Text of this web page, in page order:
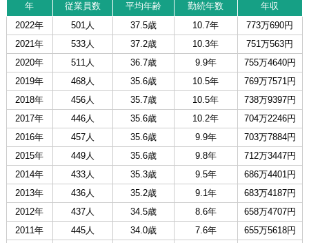
年 従業員数 平均年齢 勤続年数
年収
2022年
501人 37.5歳 10.7年
773万690円
2021年
533人 37.2歳 10.3年
751万563円
2020年
511人 36.7歳 9.9年
755万4640円
2019年
468人 35.6歳 10.5年
769万7571円
2018年
456人 35.7歳 10.5年
738万9397円
2017年
446人 35.6歳 10.2年
704万2246円
2016年
457人 35.6歳 9.9年
703万7884円
2015年
449人 35.6歳 9.8年
712万3447円
2014年
433人 35.3歳 9.5年
686万4401円
2013年
436人 35.2歳 9.1年
683万4187円
2012年
437人 34.5歳 8.6年
658万4707円
2011年
445人 34.0歳 7.6年
655万5618円